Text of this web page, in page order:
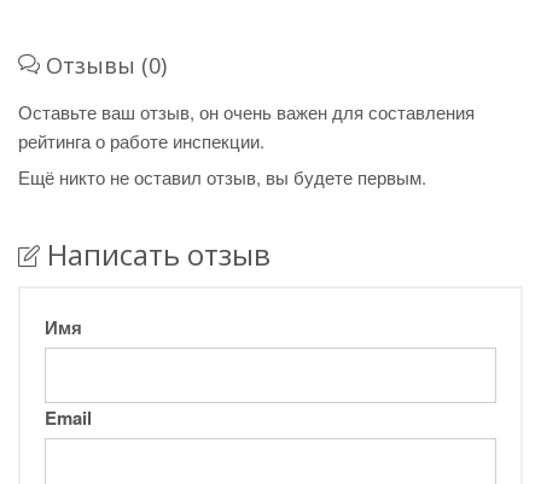
Отзывы (0)
Оставьте ваш отзыв, он очень важен для составления
рейтинга о работе инспекции.
Ещё никто не оставил отзыв, вы будете первым.
Написать отзыв
Имя
Email